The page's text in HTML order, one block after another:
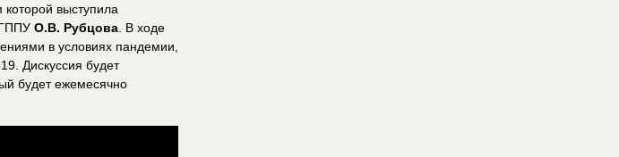
выступила
О.В. Рубцова . В ходе
в условиях пандемии,
Дискуссия будет
будет ежемесячно